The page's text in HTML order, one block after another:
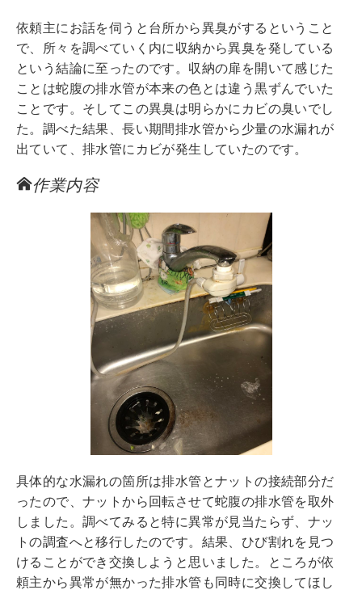
依頼主にお話を伺うと台所から異臭がするということ
で、所々を調べていく内に収納から異臭を発している
という結論に至ったのです。収納の扉を開いて感じた
ことは蛇腹の排水管が本来の色とは違う黒ずんでいた
ことです。そしてこの異臭は明らかにカビの臭いでし
た。調べた結果、長い期間排水管から少量の水漏れが
出ていて、排水管にカビが発生していたのです。
作業内容
具体的な水漏れの箇所は排水管とナットの接続部分だ
ったので、ナットから回転させて蛇腹の排水管を取外
しました。調べてみると特に異常が見当たらず、ナッ
トの調査へと移行したのです。結果、ひび割れを見つ
けることができ交換しようと思いました。ところが依
頼主から異常が無かった排水管も同時に交換してほし